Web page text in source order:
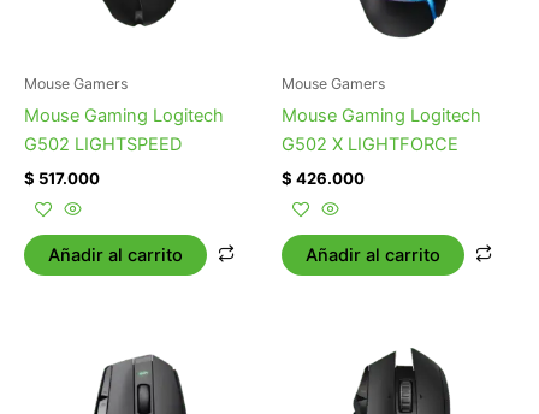
Mouse Gamers
Mouse Gaming Logitech
G502 LIGHTSPEED
$ 517.000
Añadir al carrito
Mouse Gamers
Mouse Gaming Logitech
G502 X LIGHTFORCE
$ 426.000
Añadir al carrito